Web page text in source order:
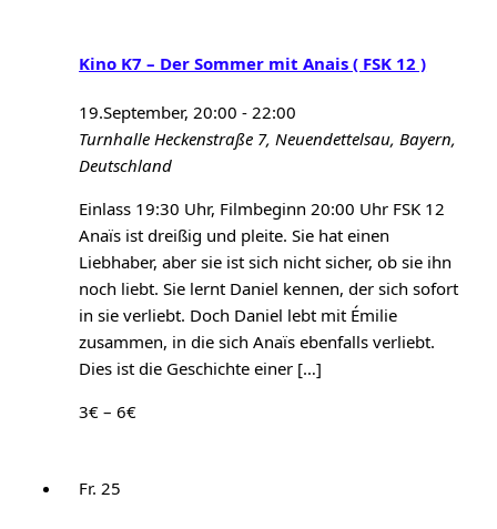
Kino K7 – Der Sommer mit Anais ( FSK 12 )
19.September, 20:00 - 22:00
Turnhalle Heckenstraße 7, Neuendettelsau, Bayern,
Deutschland
Einlass 19:30 Uhr, Filmbeginn 20:00 Uhr FSK 12
Anaïs ist dreißig und pleite. Sie hat einen
Liebhaber, aber sie ist sich nicht sicher, ob sie ihn
noch liebt. Sie lernt Daniel kennen, der sich sofort
in sie verliebt. Doch Daniel lebt mit Émilie
zusammen, in die sich Anaïs ebenfalls verliebt.
Dies ist die Geschichte einer […]
3€ – 6€
Fr. 25